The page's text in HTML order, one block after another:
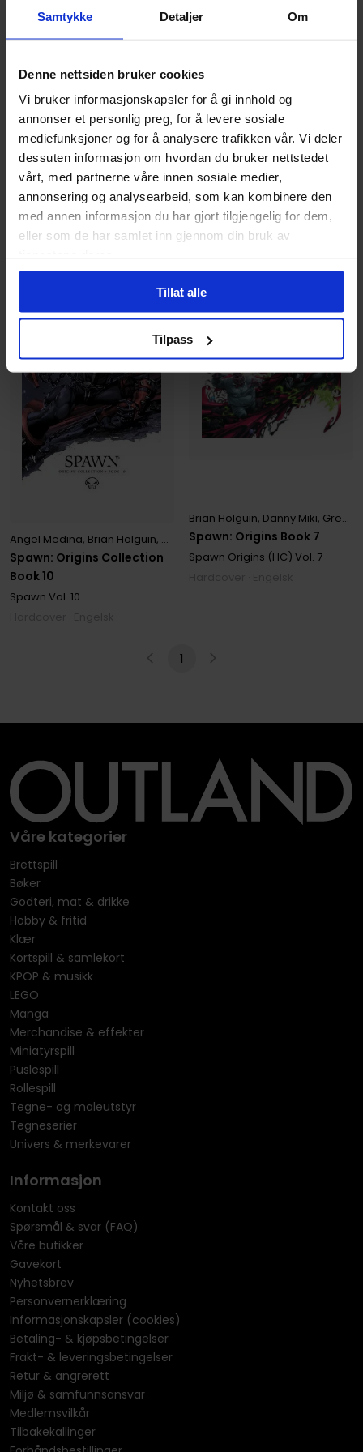
Samtykke Detaljer Om
Denne nettsiden bruker cookies
Vi bruker informasjonskapsler for å gi innhold og
annonser et personlig preg, for å levere sosiale
mediefunksjoner og for å analysere trafikken vår. Vi deler
dessuten informasjon om hvordan du bruker nettstedet
vårt, med partnerne våre innen sosiale medier,
annonsering og analysearbeid, som kan kombinere den
med annen informasjon du har gjort tilgjengelig for dem,
eller som de har samlet inn gjennom din bruk av
Tillat alle
Tilpass
Spawn: Origins Volume 8
Danny Miki, Greg Capullo,Kevin Conrad , Todd McFarlane
Spawn OriginsVol. 8
Paperback · Engelsk
Hyde Street Volume 2
Brad Anderson,Danny Miki
HYDE STREETVol. 2
Paperback · Engelsk
Spawn: Origins Collection
Book 10
Angel Medina, Brian Holguin, Clayton Crain ,Danny Miki,Todd
Spawn Vol. 10
329
296,10
Medlem
Spawn: Origins Book 7
Brian Holguin, Danny Miki, Greg Capullo
Spawn Origins (HC) Vol. 7
329
Ikke på nettlager
1
Våre kategorier
Brettspill
Bøker
Godteri, mat & drikke
Hobby & fritid
Klær
Kortspill & samlekort
KPOP & musikk
LEGO
Manga
Merchandise & effekter
Miniatyrspill
Puslespill
Rollespill
Tegne- og maleutstyr
Tegneserier
Univers & merkevarer
Informasjon
Kontakt oss
Spørsmål & svar (FAQ)
Våre butikker
Gavekort
Nyhetsbrev
Personvernerklæring
Informasjonskapsler (cookies)
Betaling- & kjøpsbetingelser
Frakt- & leveringsbetingelser
Retur & angrerett
Miljø & samfunnsansvar
Medlemsvilkår
Tilbakekallinger